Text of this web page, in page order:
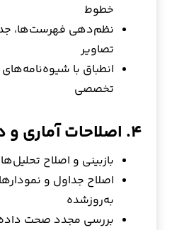
خطوط
نظم‌دهی فهرست‌ها،
تصاویر
انطباق با
تخصصی
۴. اصلاحات آماری و داده‌ای
بازبینی و اصلاح
اصلاح جداول و
به‌روزشده
بررسی مجدد صحت